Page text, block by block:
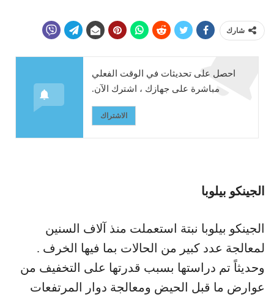
شارك
احصل على تحديثات في الوقت الفعلي
مباشرة على جهازك ، اشترك الآن.
الاشتراك
الجينكو بيلوبا
الجينكو بيلوبا نبتة استعملت منذ آلاف السنين
لمعالجة عدد كبير من الحالات بما فيها الخرف .
وحديثاً تم دراستها بسبب قدرتها على التخفيف من
عوارض ما قبل الحيض ومعالجة دوار المرتفعات